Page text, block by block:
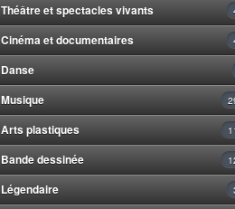
Théâtre et spectacles vivants
Cinéma et documentaires
Danse
Musique
Arts plastiques
Bande dessinée
Légendaire